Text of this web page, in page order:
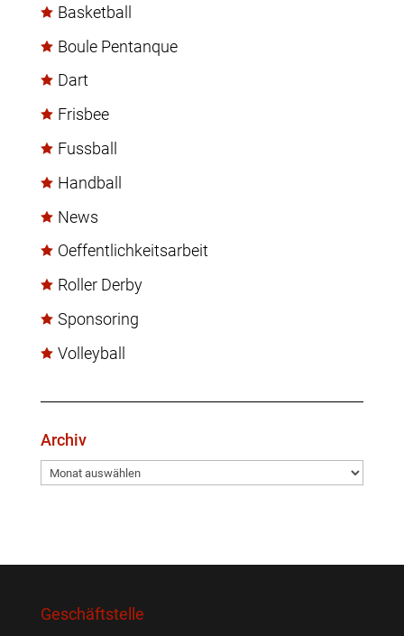
Basketball
Boule Pentanque
Dart
Frisbee
Fussball
Handball
News
Oeffentlichkeitsarbeit
Roller Derby
Sponsoring
Volleyball
Archiv
Archiv
Geschäftstelle